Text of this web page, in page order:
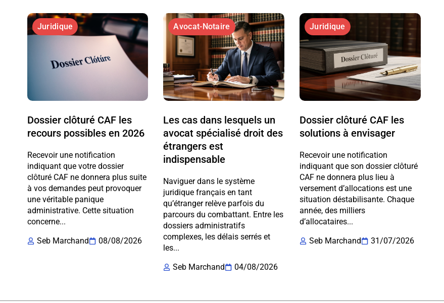
Juridique
Dossier clôturé CAF les
recours possibles en 2026
Recevoir une notification
indiquant que votre dossier
clôturé CAF ne donnera plus suite
à vos demandes peut provoquer
une véritable panique
administrative. Cette situation
concerne...
Seb Marchand
08/08/2026
Avocat-Notaire
Les cas dans lesquels un
avocat spécialisé droit des
étrangers est
indispensable
Naviguer dans le système
juridique français en tant
qu’étranger relève parfois du
parcours du combattant. Entre les
dossiers administratifs
complexes, les délais serrés et
les...
Seb Marchand
04/08/2026
Juridique
Dossier clôturé CAF les
solutions à envisager
Recevoir une notification
indiquant que son dossier clôturé
CAF ne donnera plus lieu à
versement d’allocations est une
situation déstabilisante. Chaque
année, des milliers
d’allocataires...
Seb Marchand
31/07/2026